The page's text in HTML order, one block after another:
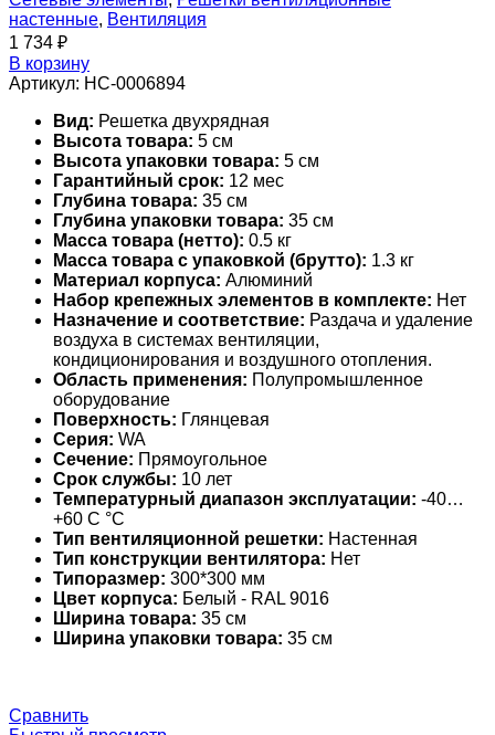
настенные, Вентиляция
1 734 ₽
В корзину
Артикул: НС-0006894
Вид: Решетка двухрядная
Высота товара: 5 см
Высота упаковки товара: 5 см
Гарантийный срок: 12 мес
Глубина товара: 35 см
Глубина упаковки товара: 35 см
Масса товара (нетто): 0.5 кг
Масса товара с упаковкой (брутто): 1.3 кг
Материал корпуса: Алюминий
Набор крепежных элементов в комплекте: Нет
Назначение и соответствие: Раздача и удаление
воздуха в системах вентиляции,
кондиционирования и воздушного отопления.
Область применения: Полупромышленное
оборудование
Поверхность: Глянцевая
Серия: WA
Сечение: Прямоугольное
Срок службы: 10 лет
Температурный диапазон эксплуатации: -40…
+60 С °С
Тип вентиляционной решетки: Настенная
Тип конструкции вентилятора: Нет
Типоразмер: 300*300 мм
Цвет корпуса: Белый - RAL 9016
Ширина товара: 35 см
Ширина упаковки товара: 35 см
Сравнить